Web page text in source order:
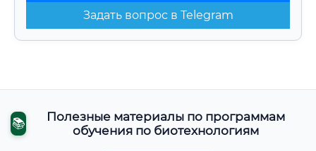
Задать вопрос в Telegram
📚
Полезные материалы по программам
обучения по биотехнологиям